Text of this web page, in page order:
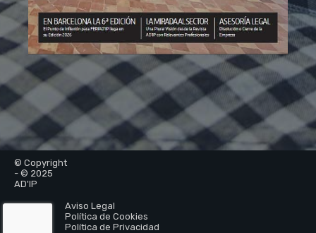
© Copyright
- © 2025
AD'IP
Aviso Legal
Política de Cookies
Política de Privacidad